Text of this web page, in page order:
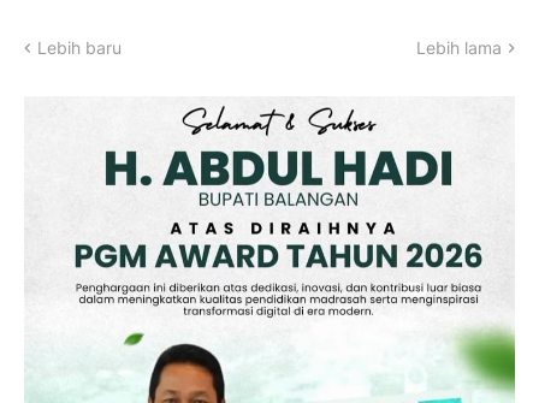
Lebih baru Lebih lama